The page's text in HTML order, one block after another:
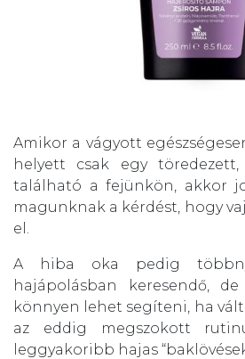
Amikor a vágyott
helyett csak egy töredezett,
található a fejünkön, akkor
magunknak a kérdést, hogy
el.
A hiba oka pedig
hajápolásban keresendő, de
könnyen lehet segíteni, ha
az eddig megszokott
leggyakoribb hajas